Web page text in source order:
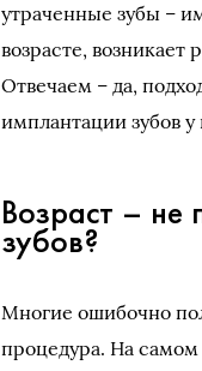
утраченные зубы –
возрасте,
Отвечаем – да,
имплантации зубов
Возраст – не
зубов?
Многие ошибочно
процедура. На самом